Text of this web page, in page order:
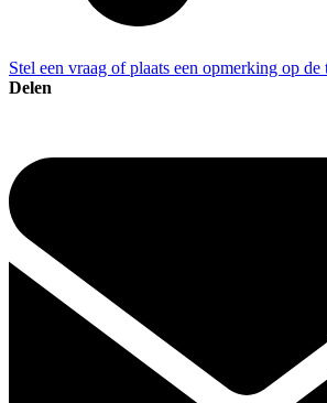
Stel een vraag of plaats een opmerking op
Delen